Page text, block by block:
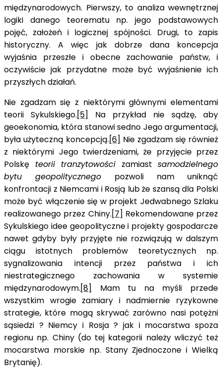
międzynarodowych. Pierwszy, to analiza wewnętrznej
logiki danego teorematu np. jego podstawowych
pojęć, założeń i logicznej spójności. Drugi, to zapis
historyczny. A więc jak dobrze dana koncepcja
wyjaśnia przeszłe i obecne zachowanie państw, i
oczywiście jak przydatne może być wyjaśnienie ich
przyszłych działań.
Nie zgadzam się z niektórymi głównymi elementami
teorii Sykulskiego.[5]
Na przykład nie sądzę, aby
geoekonomia, która stanowi sedno Jego argumentacji,
była użyteczną koncepcją.[6] Nie zgadzam się również
z niektórymi Jego twierdzeniami, że przyjęcie przez
Polskę teorii tranzytowości zamiast samodzielnego
bytu geopolitycznego pozwoli nam uniknąć
konfrontacji z Niemcami i Rosją lub że szansą dla Polski
może być włączenie się w projekt Jedwabnego Szlaku
realizowanego przez Chiny.[7] Rekomendowane przez
Sykulskiego idee geopolityczne i projekty gospodarcze
nawet gdyby były przyjęte nie rozwiązują w dalszym
ciągu istotnych problemów teoretycznych np.
sygnalizowania intencji przez państwa i ich
niestrategicznego zachowania w systemie
międzynarodowym.[8]
Mam tu na myśli przede
wszystkim wrogie zamiary i nadmiernie ryzykowne
strategie, które mogą skrywać zarówno nasi potężni
sąsiedzi ? Niemcy i Rosja ? jak i mocarstwa spoza
regionu np. Chiny (do tej kategorii należy wliczyć też
mocarstwa morskie np. Stany Zjednoczone i Wielką
Brytanię).